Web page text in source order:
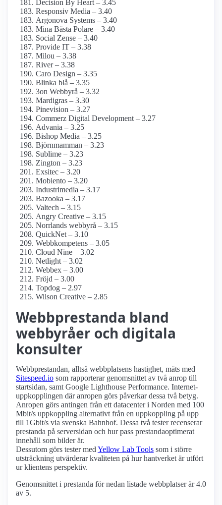
Decision By Heart – 3.45
Responsiv Media – 3.40
Argonova Systems – 3.40
Mina Bästa Polare – 3.40
Social Zense – 3.40
Provide IT – 3.38
Milou – 3.38
River – 3.38
Caro Design – 3.35
Blinka blå – 3.35
3on Webbyrå – 3.32
Mardigras – 3.30
Pinevision – 3.27
Commerz Digital Development – 3.27
Advania – 3.25
Bishop Media – 3.25
Björnmamman – 3.23
Sublime – 3.23
Zington – 3.23
Exsitec – 3.20
Mobiento – 3.20
Industrimedia – 3.17
Bazooka – 3.17
Valtech – 3.15
Angry Creative – 3.15
Norrlands webbyrå – 3.15
QuickNet – 3.10
Webbkompetens – 3.05
Cloud Nine – 3.02
Netlight – 3.02
Webbex – 3.00
Fröjd – 3.00
Topdog – 2.97
Wilson Creative – 2.85
Webbprestanda bland
webbyråer och digitala
konsulter
Webbprestandan, alltså webbplatsens hastighet, mäts med
Sitespeed.io som rapporterar genomsnittet av två anrop till
startsidan, samt Google Lighthouse Performance. Internet­
uppkopplingen där anropen görs påverkar dessa två betyg.
Anropen görs antingen från ett datacenter i Norden med 100
Mbit/s uppkoppling alternativt från en uppkoppling på upp
till 1Gbit/s via svenska Bahnhof. Dessa två tester recenserar
prestanda på serversidan och hur pass prestanda­optimerat
innehåll som bilder är.
Dessutom görs tester med Yellow Lab Tools som i större
utsträckning utvärderar kvaliteten på hur hantverket är utfört
ur klientens perspektiv.
Genomsnittet i prestanda för nedan listade webbplatser är 4.0
av 5.